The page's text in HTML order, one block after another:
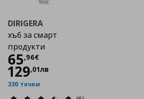
DIRIGERA
хъб за смарт
продукти
65,96€
Цена
129,01лв
330 точки